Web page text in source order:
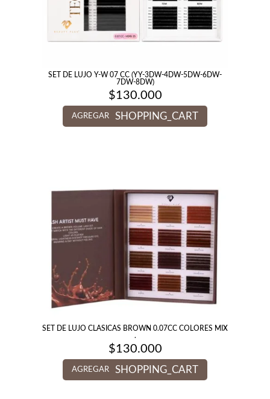
SET DE LUJO Y-W 07 CC (YY-3DW-4DW-5DW-6DW-
7DW-8DW)
$130.000
AGREGAR SHOPPING_CART
SET DE LUJO CLASICAS BROWN 0.07CC COLORES MIX
.
$130.000
AGREGAR SHOPPING_CART